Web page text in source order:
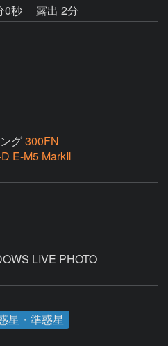
0秒
露出 2分
グ300FN
E-M5 MarkⅡ
LIVE PHOTO
星・準惑星